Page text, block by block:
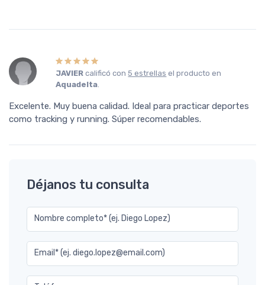
JAVIER calificó con5 estrellas el producto en
Aquadelta
Excelente. Muy buena calidad. Ideal para practicar deportes
como tracking y running. Súper recomendables.
Déjanos tu consulta
Nombre completo* (ej. Diego Lopez)
Email* (ej. diego.lopez@email.com)